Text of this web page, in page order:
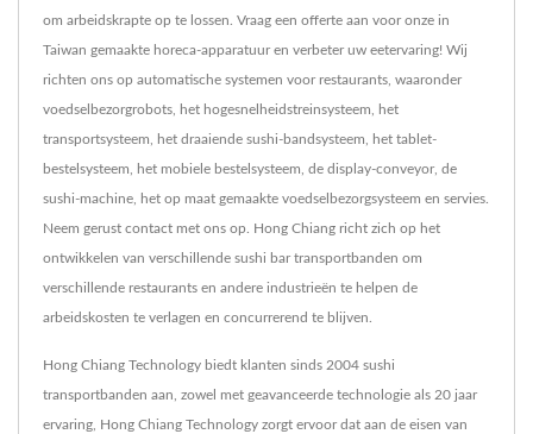
om arbeidskrapte op te lossen. Vraag een offerte aan voor onze in
Taiwan gemaakte horeca-apparatuur en verbeter uw eetervaring! Wij
richten ons op automatische systemen voor restaurants, waaronder
voedselbezorgrobots, het hogesnelheidstreinsysteem, het
transportsysteem, het draaiende sushi-bandsysteem, het tablet-
bestelsysteem, het mobiele bestelsysteem, de display-conveyor, de
sushi-machine, het op maat gemaakte voedselbezorgsysteem en servies.
Neem gerust contact met ons op. Hong Chiang richt zich op het
ontwikkelen van verschillende sushi bar transportbanden om
verschillende restaurants en andere industrieën te helpen de
arbeidskosten te verlagen en concurrerend te blijven.
Hong Chiang Technology biedt klanten sinds 2004 sushi
transportbanden aan, zowel met geavanceerde technologie als 20 jaar
ervaring, Hong Chiang Technology zorgt ervoor dat aan de eisen van